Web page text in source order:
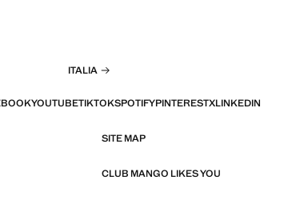
ITALIA
YOUTUBETIKTOKSPOTIFYPINTERESTXLINKEDIN
SITE MAP
CLUB MANGO LIKES YOU